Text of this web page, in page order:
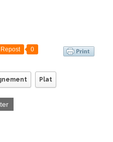
Repost 0
Plat